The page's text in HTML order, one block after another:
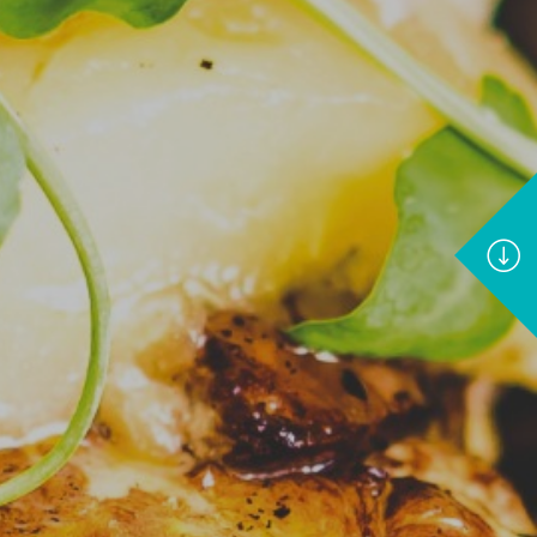
Broschüre 2026
herunterladen